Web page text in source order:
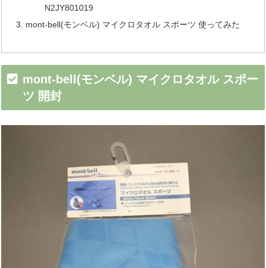
N2JY801019
mont-bell(モンベル) マイクロタオル スポーツ 使ってみた
mont-bell(モンベル) マイクロタオル スポー
ツ 開封